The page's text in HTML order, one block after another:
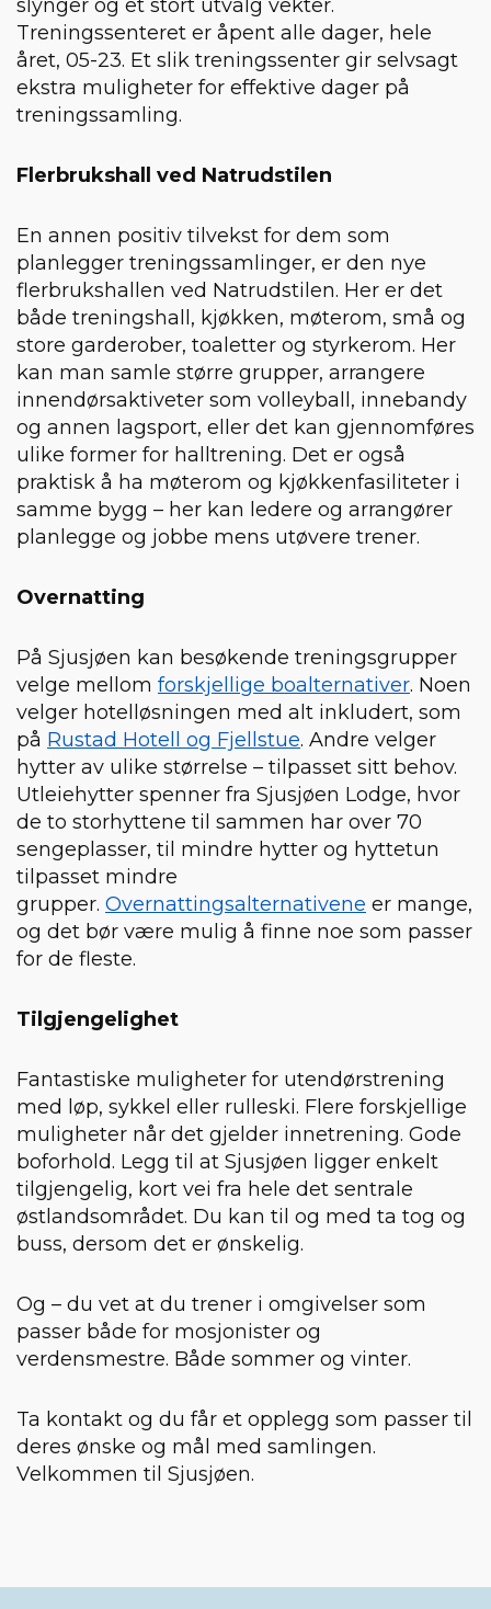
slynger og et stort utvalg vekter.
Treningssenteret er åpent alle dager, hele
året, 05-23. Et slik treningssenter gir selvsagt
ekstra muligheter for effektive dager på
treningssamling.
Flerbrukshall ved Natrudstilen
En annen positiv tilvekst for dem som
planlegger treningssamlinger, er den nye
flerbrukshallen ved Natrudstilen. Her er det
både treningshall, kjøkken, møterom, små og
store garderober, toaletter og styrkerom. Her
kan man samle større grupper, arrangere
innendørsaktiveter som volleyball, innebandy
og annen lagsport, eller det kan gjennomføres
ulike former for halltrening. Det er også
praktisk å ha møterom og kjøkkenfasiliteter i
samme bygg – her kan ledere og arrangører
planlegge og jobbe mens utøvere trener.
Overnatting
På Sjusjøen kan besøkende treningsgrupper
velge mellom forskjellige boalternativer. Noen
velger hotelløsningen med alt inkludert, som
på Rustad Hotell og Fjellstue. Andre velger
hytter av ulike størrelse – tilpasset sitt behov.
Utleiehytter spenner fra Sjusjøen Lodge, hvor
de to storhyttene til sammen har over 70
sengeplasser, til mindre hytter og hyttetun
tilpasset mindre
grupper. Overnattingsalternativene er mange,
og det bør være mulig å finne noe som passer
for de fleste.
Tilgjengelighet
Fantastiske muligheter for utendørstrening
med løp, sykkel eller rulleski. Flere forskjellige
muligheter når det gjelder innetrening. Gode
boforhold. Legg til at Sjusjøen ligger enkelt
tilgjengelig, kort vei fra hele det sentrale
østlandsområdet. Du kan til og med ta tog og
buss, dersom det er ønskelig.
Og – du vet at du trener i omgivelser som
passer både for mosjonister og
verdensmestre. Både sommer og vinter.
Ta kontakt og du får et opplegg som passer til
deres ønske og mål med samlingen.
Velkommen til Sjusjøen.